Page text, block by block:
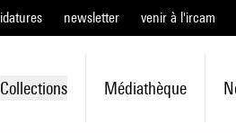
newsletter venir à l'ircam
Collections Médiathèque